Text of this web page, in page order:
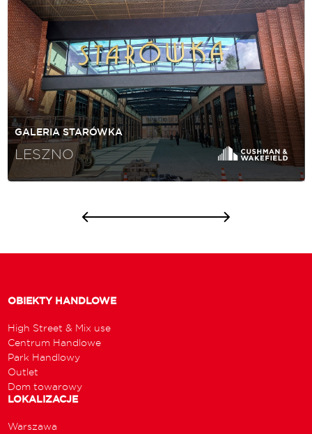
GALERIA STARÓWKA
LESZNO
OBIEKTY HANDLOWE
High Street & Mix use
Centrum Handlowe
Park Handlowy
Outlet
Dom towarowy
LOKALIZACJE
Warszawa